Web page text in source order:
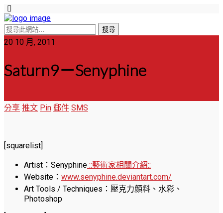
20 10 月, 2011
Saturn9－Senyphine
分享 推文 Pin 郵件 SMS
[squarelist]
Artist：Senyphine ::藝術家相關介紹::
Website： www.senyphine.deviantart.com/
Art Tools / Techniques：壓克力顏料、水彩、
Photoshop